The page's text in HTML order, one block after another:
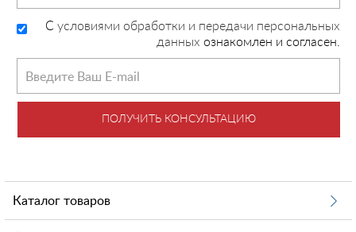
C условиями обработки и передачи персональных
данных ознакомлен и согласен.
ПОЛУЧИТЬ КОНСУЛЬТАЦИЮ
Каталог товаров